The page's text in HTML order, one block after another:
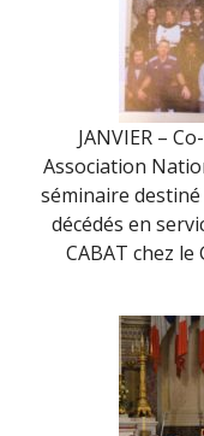
JANVIER –
Association
séminaire
décédés en
CABAT chez